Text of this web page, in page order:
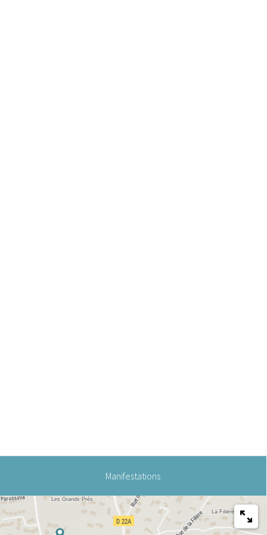
Manifestations